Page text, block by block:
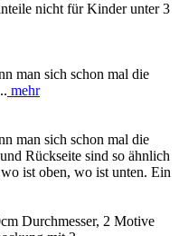
nicht für Kinder unter 3
man sich schon mal die
mehr
man sich schon mal die
Rückseite sind so ähnlich
ist oben, wo ist unten. Ein
Durchmesser, 2 Motive